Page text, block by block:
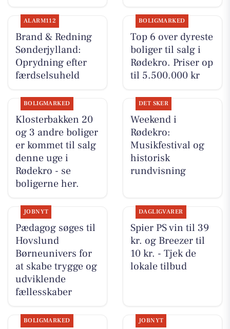
ALARM112
Brand & Redning
Sønderjylland:
Oprydning efter
færdselsuheld
BOLIGMARKED
Top 6 over dyreste
boliger til salg i
Rødekro. Priser op
til 5.500.000 kr
BOLIGMARKED
Klosterbakken 20
og 3 andre boliger
er kommet til salg
denne uge i
Rødekro - se
boligerne her.
DET SKER
Weekend i
Rødekro:
Musikfestival og
historisk
rundvisning
JOBNYT
Pædagog søges til
Hovslund
Børneunivers for
at skabe trygge og
udviklende
fællesskaber
DAGLIGVARER
Spier PS vin til 39
kr. og Breezer til
10 kr. - Tjek de
lokale tilbud
BOLIGMARKED JOBNYT